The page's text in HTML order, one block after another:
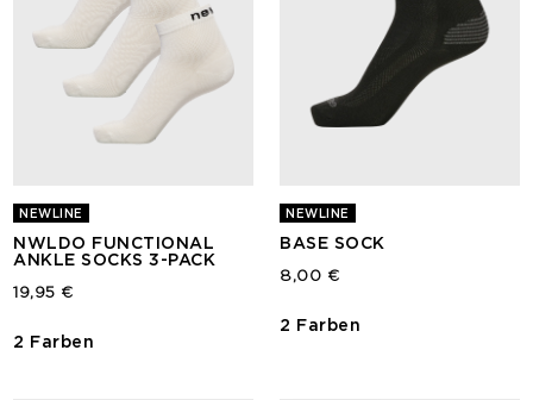
NEWLINE
NWLDO FUNCTIONAL
ANKLE SOCKS 3-PACK
19,95 €
2 Farben
NEWLINE
BASE SOCK
8,00 €
2 Farben